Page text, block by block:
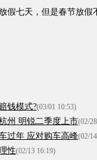
七天，但是春节放假不
钱模式?(03/01 10:53)
州 明锐二季度上市(02/
过年 应对购车高峰(02/
性(02/13 16:19)